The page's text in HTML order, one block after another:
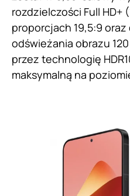
rozdzielczości Full HD+
proporcjach 19,5:9
odświeżania obrazu
przez technologię
maksymalną na